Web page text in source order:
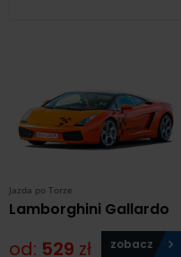
Jazda po Torze
Lamborghini Gallardo
od: 529 zł zobacz